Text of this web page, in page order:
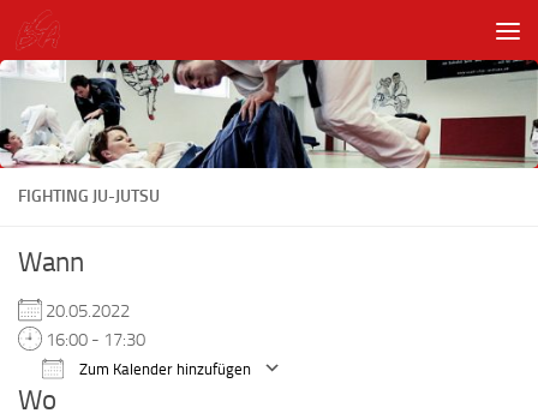
Unter dem Inhalt
FIGHTING JU-JUTSU
Wann
20.05.2022
16:00 - 17:30
Zum Kalender hinzufügen
Wo